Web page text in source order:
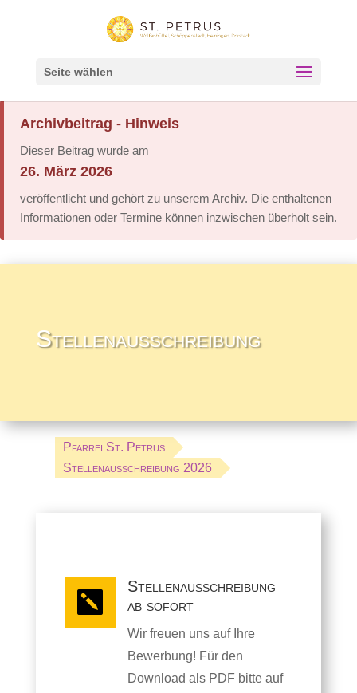
Seite wählen
Archivbeitrag - Hinweis
Dieser Beitrag wurde am
26. März 2026
veröffentlicht und gehört zu unserem Archiv. Die enthaltenen
Informationen oder Termine können inzwischen überholt sein.
Stellenausschreibung
Pfarrei St. Petrus
Stellenausschreibung 2026

Stellenausschreibung
ab sofort
Wir freuen uns auf Ihre
Bewerbung! Für den
Download als PDF bitte auf